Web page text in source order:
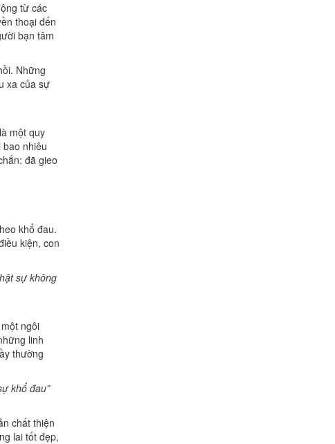
từ các
thoại đến
bạn tâm
Những
xa của sự
một quy
nhiêu
đã gieo
khổ đau.
kiện, con
sự không
ngôi
linh
thường
khổ đau”
chất thiện
lai tốt đẹp,